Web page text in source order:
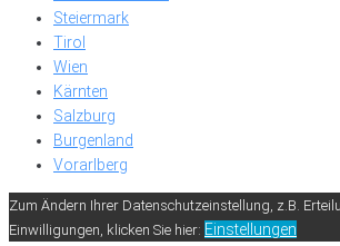
Steiermark
Tirol
Wien
Kärnten
Salzburg
Burgenland
Vorarlberg
Zum Ändern Ihrer Datenschutzeinstellung, z.B.
Einwilligungen, klicken Sie hier: Einstellungen